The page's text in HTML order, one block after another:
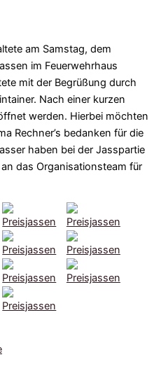
am Samstag, dem
im Feuerwehrhaus
mit der Begrüßung durch
Nach einer kurzen
werden. Hierbei möchten
Rechner’s bedanken für die
haben bei der Jasspartie
das Organisationsteam für